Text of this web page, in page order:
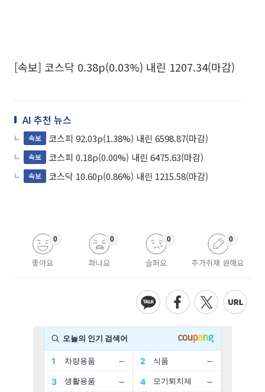
[속보] 코스닥 0.38p(0.03%) 내린 1207.34(마감)
AI 추천 뉴스
속보 코스피 92.03p(1.38%) 내린 6598.87(마감)
속보 코스피 0.18p(0.00%) 내린 6475.63(마감)
속보 코스닥 10.60p(0.86%) 내린 1215.58(마감)
좋아요
0
화나요
0
슬퍼요
0
추가취재 원해요
0